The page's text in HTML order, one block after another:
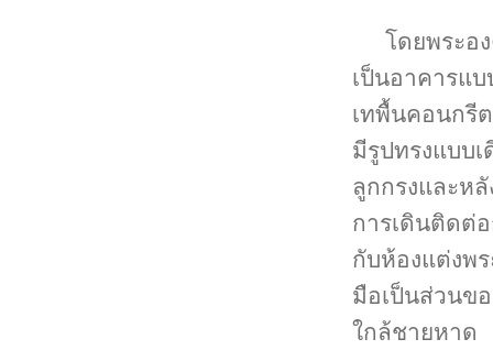
โดยพระอ
เป็นอาคารแ
เทพื้นคอนกรี
มีรูปทรงแบบ
ลูกกรงและห
การเดินติดต่
กับห้องแต่งพ
มือเป็นส่วนข
ใกล้ชายหาด